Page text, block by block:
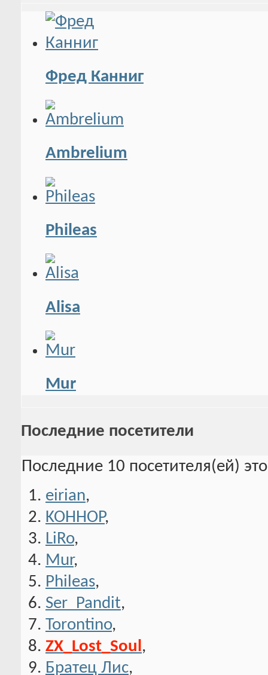
Фред Канниг
Ambrelium
Phileas
Alisa
Mur
Последние посетители
Последние 10 посетителя(ей)
eirian,
KOHHOP,
LiRo,
Mur,
Phileas,
Ser_Pandit,
Torontino,
ZX_Lost_Soul,
Братец Лис,